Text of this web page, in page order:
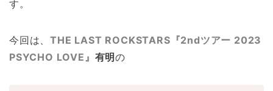
す。
今回は、THE LAST ROCKSTARS『2ndツアー 2023
PSYCHO LOVE』 有明の